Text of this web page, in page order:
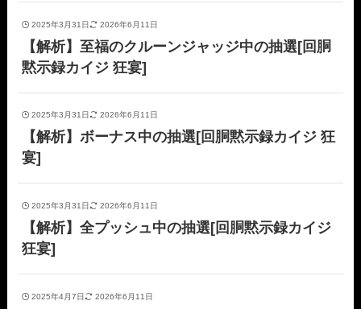
2025年3月31日 2026年6月11日
【解析】至福のクルーンジャッジ中の抽選[回胴
黙示録カイジ 狂宴]
2025年3月31日 2026年6月11日
【解析】ボーナス中の抽選[回胴黙示録カイジ 狂
宴]
2025年3月31日 2026年6月11日
【解析】全プッシュ中の抽選[回胴黙示録カイジ
狂宴]
2025年4月7日 2026年6月11日